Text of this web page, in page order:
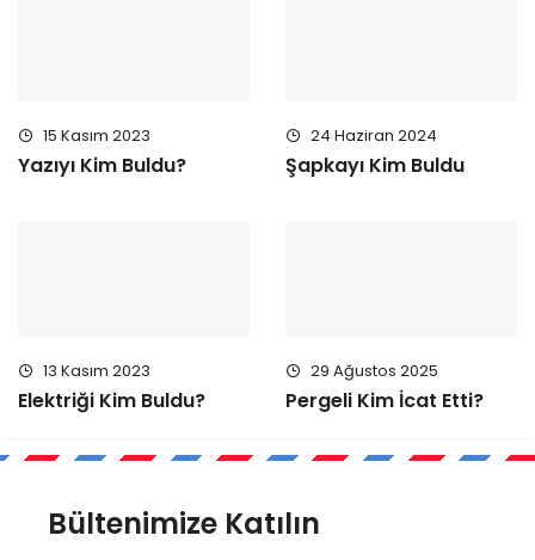
15 Kasım 2023
Yazıyı Kim Buldu?
24 Haziran 2024
Şapkayı Kim Buldu
13 Kasım 2023
Elektriği Kim Buldu?
29 Ağustos 2025
Pergeli Kim İcat Etti?
Bültenimize Katılın